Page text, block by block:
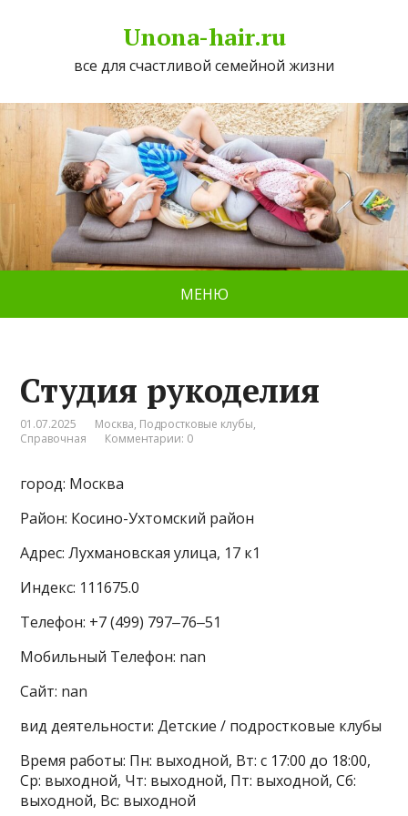
Unona-hair.ru
все для счастливой семейной жизни
МЕНЮ
Студия рукоделия
01.07.2025 Москва, Подростковые клубы,
Справочная
Комментарии: 0
город: Москва
Район: Косино-Ухтомский район
Адрес: Лухмановская улица, 17 к1
Индекс: 111675.0
Телефон: +7 (499) 797‒76‒51
Мобильный Телефон: nan
Сайт: nan
вид деятельности: Детские / подростковые клубы
Время работы: Пн: выходной, Вт: с 17:00 до 18:00,
Ср: выходной, Чт: выходной, Пт: выходной, Сб:
выходной, Вс: выходной